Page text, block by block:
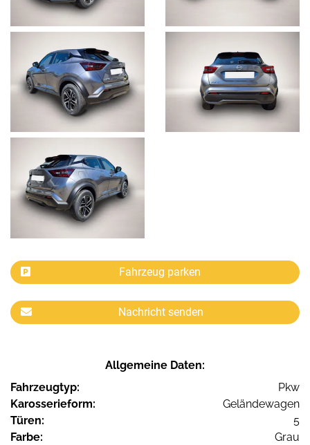
Fahrzeug parken
Nachricht senden
Allgemeine Daten:
Fahrzeugtyp:
Pkw
Karosserieform:
Geländewagen
Türen:
5
Farbe:
Grau